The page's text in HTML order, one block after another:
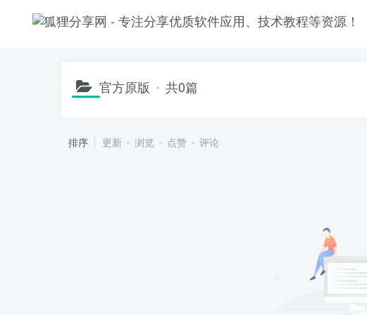
官方原版 共0篇
排序 更新 浏览 点赞 评论